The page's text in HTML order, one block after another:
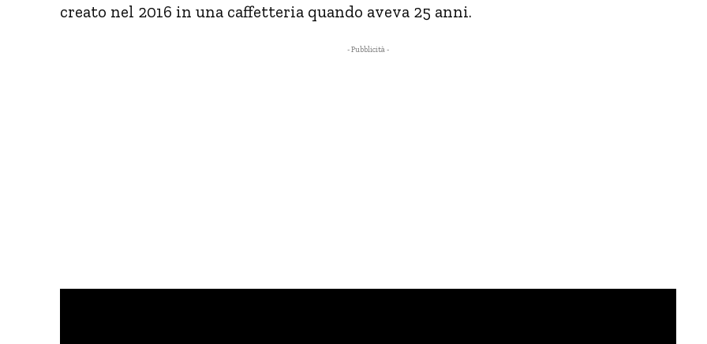
creato nel 2016 in una caffetteria quando aveva 25 anni.
- Pubblicità -